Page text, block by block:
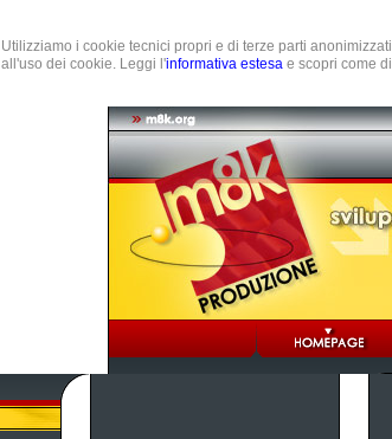
Utilizziamo i cookie tecnici propri e di terze parti
all'uso dei cookie. Leggi l'informativa estesa e scopri come